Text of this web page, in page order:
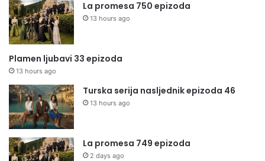
La promesa 750 epizoda
13 hours ago
Plamen ljubavi 33 epizoda
13 hours ago
Turska serija nasljednik epizoda 46
13 hours ago
La promesa 749 epizoda
2 days ago